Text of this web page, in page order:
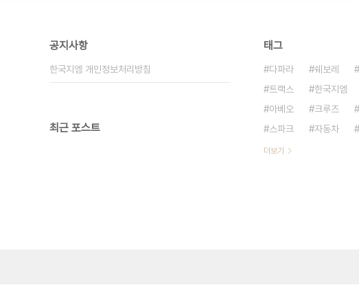
공지사항
한국지엠 개인정보처리방침
최근 포스트
태그
다파라 쉐보레
트랙스
한국지엠
아베오
크루즈
스파크
자동차
더보기